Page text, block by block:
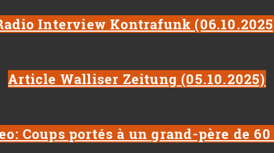
Interview Kontrafunk
Article Walliser Zeitung (05.10.2025)
Coups portés à un grand-père de 60